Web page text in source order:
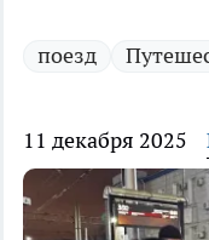
поезд
11 декабря 2025